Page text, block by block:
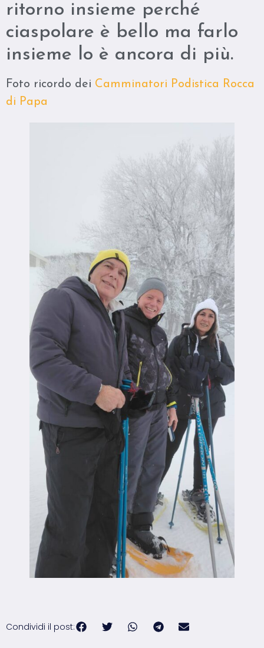
ritorno insieme perché
ciaspolare è bello ma farlo
insieme lo è ancora di più.
Foto ricordo dei Camminatori Podistica Rocca
di Papa
Condividi il post: